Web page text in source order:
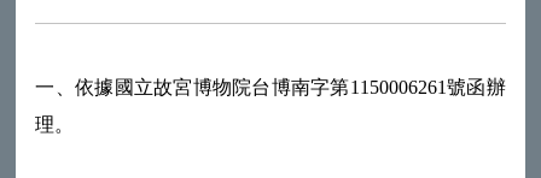
一、依據國立故宮博物院台博南字第1150006261號函辦
理。